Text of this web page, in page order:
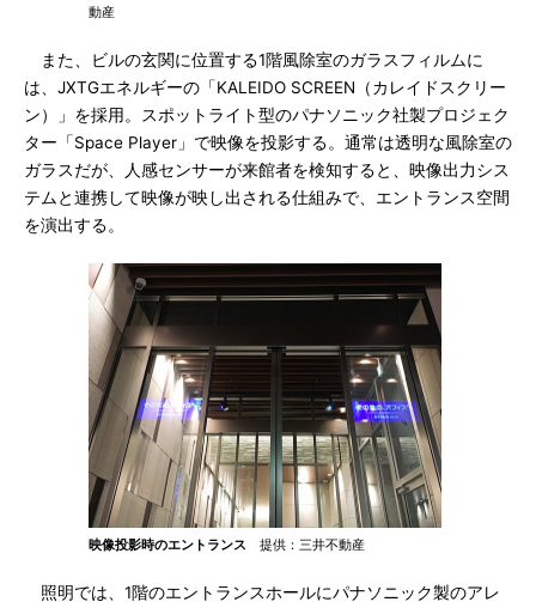
動産
また、ビルの玄関に位置する1階風除室のガラスフィルムに
は、JXTGエネルギーの「KALEIDO SCREEN（カレイドスクリー
ン）」を採用。スポットライト型のパナソニック社製プロジェク
ター「Space Player」で映像を投影する。通常は透明な風除室の
ガラスだが、人感センサーが来館者を検知すると、映像出力シス
テムと連携して映像が映し出される仕組みで、エントランス空間
を演出する。
映像投影時のエントランス 提供：三井不動産
照明では、1階のエントランスホールにパナソニック製のアレ